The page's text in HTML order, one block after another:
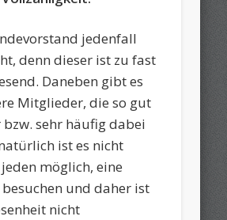
jedenfall
denn dieser ist zu fast
Daneben gibt es
Mitglieder, die so gut
sehr häufig dabei
ist es nicht
möglich, eine
und daher ist
nicht